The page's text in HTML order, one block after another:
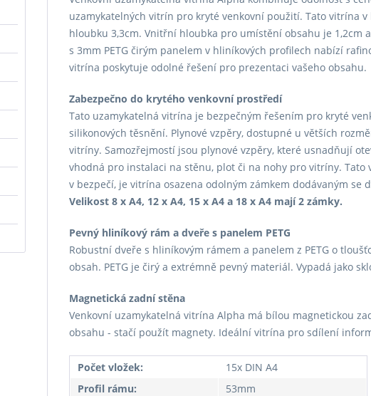
uzamykatelných vitrín pro kryté venkovní použití. Tato vitrína
hloubku 3,3cm. Vnitřní hloubka pro umístění obsahu je
s 3mm PETG čirým panelem v hliníkových profilech nabízí
vitrína poskytuje odolné řešení pro prezentaci vašeho obsahu.
Zabezpečno do krytého venkovní prostředí
Tato uzamykatelná vitrína je bezpečným řešením pro kryté
silikonových těsnění. Plynové vzpěry, dostupné u větších
vitríny. Samozřejmostí jsou plynové vzpěry, které usnadňují
vhodná pro instalaci na stěnu, plot či na nohy pro vitríny.
v bezpečí, je vitrína osazena odolným zámkem dodávaným se
Velikost 8 x A4, 12 x A4, 15 x A4 a 18 x A4 mají 2 zámky.
Pevný hliníkový rám a dveře s panelem PETG
Robustní dveře s hliníkovým rámem a panelem z PETG o
obsah. PETG je čirý a extrémně pevný materiál. Vypadá jako
Magnetická zadní stěna
Venkovní uzamykatelná vitrína Alpha má bílou magnetickou
obsahu - stačí použít magnety. Ideální vitrína pro sdílení
Počet vložek:
15x DIN A4
Profil rámu:
53mm